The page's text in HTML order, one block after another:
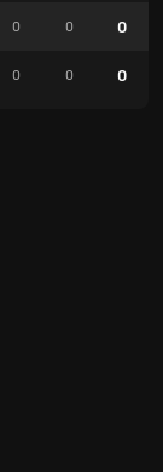
0 0 0
0 0 0